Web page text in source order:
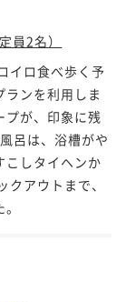
員2名）
イロ食べ歩く予
ンを利用しま
プが、印象に残
呂は、浴槽がや
こしタイヘンか
アウトまで、